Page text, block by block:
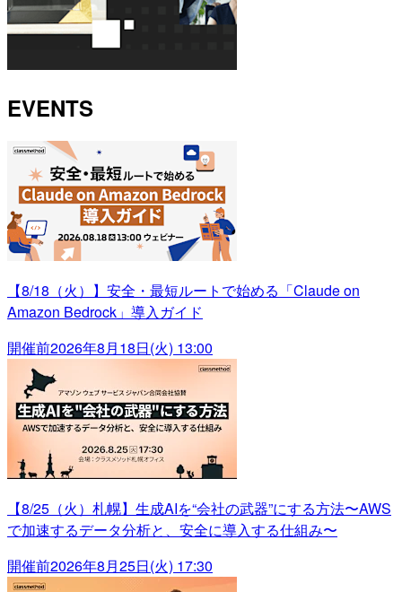
EVENTS
【8/18（火）】安全・最短ルートで始める「Claude on
Amazon Bedrock」導入ガイド
開催前2026年8月18日(火) 13:00
【8/25（火）札幌】生成AIを“会社の武器”にする方法〜AWS
で加速するデータ分析と、安全に導入する仕組み〜
開催前2026年8月25日(火) 17:30